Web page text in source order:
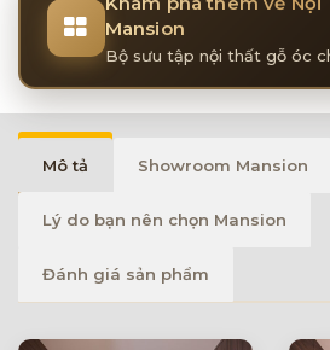
Mansion
Bộ sưu tập nội thất gỗ óc
Mô tả Showroom Mansion
Lý do bạn nên chọn Mansion
Đánh giá sản phẩm